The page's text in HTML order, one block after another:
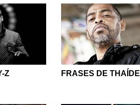
Z FRASES DE THAÍDE